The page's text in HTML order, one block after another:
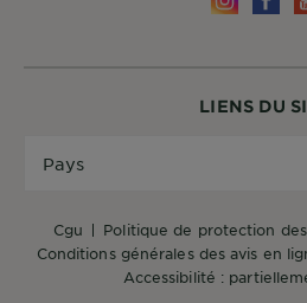
LIENS DU
cgu
politique de protection
conditions générales des avis en
accessibilité :
Pays